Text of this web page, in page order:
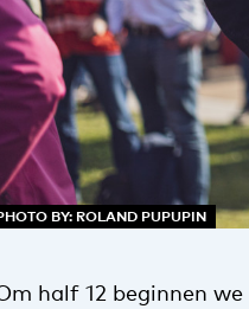
BY: ROLAND PUPUPIN
half 12 beginnen